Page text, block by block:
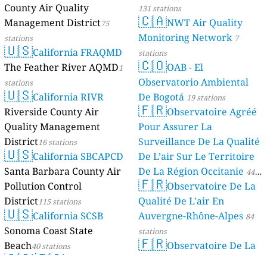
County Air Quality
Management District75
stations
🇺🇸California FRAQMD
The Feather River AQMD1
stations
🇺🇸California RIVR
Riverside County Air
Quality Management
District16 stations
🇺🇸California SBCAPCD
Santa Barbara County Air
Pollution Control
District115 stations
🇺🇸California SCSB
Sonoma Coast State
Beach40 stations
131 stations
🇨🇦NWT Air Quality
Monitoring Network 7
stations
🇨🇴OAB - El
Observatorio Ambiental
De Bogotá 19 stations
🇫🇷Observatoire Agréé
Pour Assurer La
Surveillance De La Qualité
De L’air Sur Le Territoire
De La Région Occitanie 44
stations
🇫🇷Observatoire De La
Qualité De L'air En
Auvergne-Rhône-Alpes 84
stations
🇫🇷Observatoire De La